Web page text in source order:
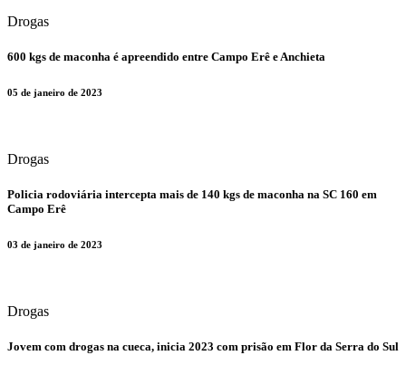
Drogas
​600 kgs de maconha é apreendido entre Campo Erê e Anchieta
05 de janeiro de 2023
Drogas
​Policia rodoviária intercepta mais de 140 kgs de maconha na SC 160 em
Campo Erê
03 de janeiro de 2023
Drogas
​Jovem com drogas na cueca, inicia 2023 com prisão em Flor da Serra do Sul